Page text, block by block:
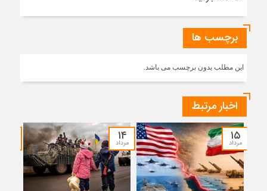
برچسب ها
این مطلب بدون برچسب می باشد.
اخبار مرتبط
۱۵
مرداد ۱۴
مرداد